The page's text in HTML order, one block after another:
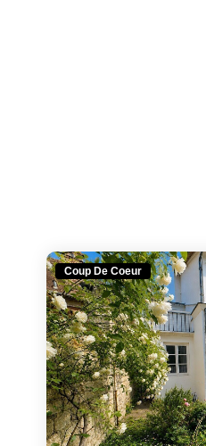
Coup De Coeur